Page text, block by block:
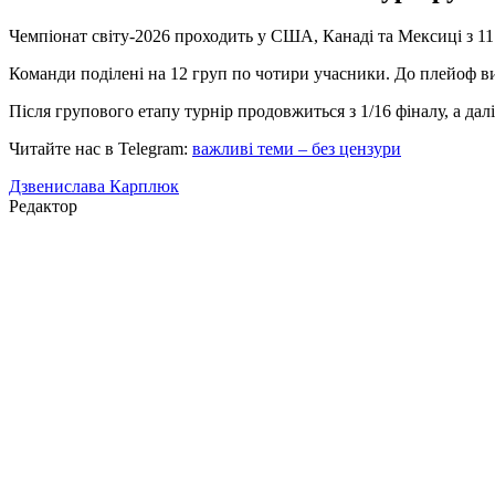
Чемпіонат світу-2026 проходить у США, Канаді та Мексиці з
Команди поділені на 12 груп по чотири учасники. До плейоф
Після групового етапу турнір продовжиться з 1/16 фіналу, а
Читайте нас в Telegram: важливі теми – без цензури
Дзвенислава Карплюк
Редактор